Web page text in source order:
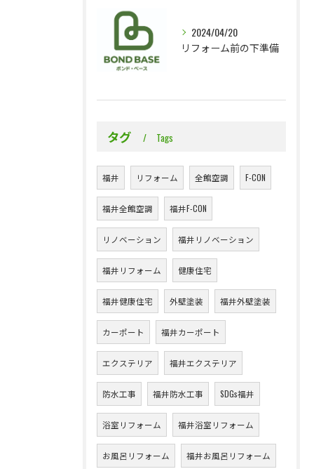
2024/04/20
リフォーム前の下準備
タグ Tags
福井 リフォーム 全館空調 F-CON
福井全館空調 福井F-CON
リノベーション 福井リノベーション
福井リフォーム 健康住宅
福井健康住宅 外壁塗装 福井外壁塗装
カーポート 福井カーポート
エクステリア 福井エクステリア
防水工事 福井防水工事 SDGs福井
浴室リフォーム 福井浴室リフォーム
お風呂リフォーム 福井お風呂リフォーム